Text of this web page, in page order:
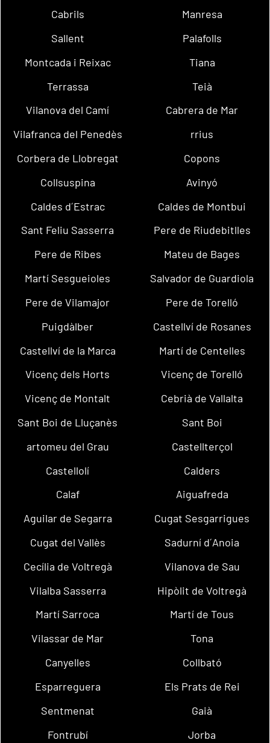
Cabrils
Manresa
Sallent
Palafolls
Montcada i Reixac
Tiana
Terrassa
Teià
Vilanova del Camí
Cabrera de Mar
Vilafranca del Penedès
rrius
Corbera de Llobregat
Copons
Collsuspina
Avinyó
Caldes d´Estrac
Caldes de Montbui
Sant Feliu Sasserra
Pere de Riudebitlles
Pere de Ribes
Mateu de Bages
Martí Sesgueioles
Salvador de Guardiola
Pere de Vilamajor
Pere de Torelló
Puigdàlber
Castellví de Rosanes
Castellví de la Marca
Martí de Centelles
Vicenç dels Horts
Vicenç de Torelló
Vicenç de Montalt
Cebrià de Vallalta
Sant Boi de Lluçanès
Sant Boi
artomeu del Grau
Castellterçol
Castellolí
Calders
Calaf
Aiguafreda
Aguilar de Segarra
Cugat Sesgarrigues
Cugat del Vallès
Sadurní d´Anoia
Cecília de Voltregà
Vilanova de Sau
Vilalba Sasserra
Hipòlit de Voltregà
Martí Sarroca
Martí de Tous
Vilassar de Mar
Tona
Canyelles
Collbató
Esparreguera
Els Prats de Rei
Sentmenat
Gaià
Fontrubí
Jorba